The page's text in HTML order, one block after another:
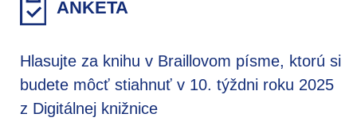
ANKETA
Hlasujte za knihu v Braillovom písme, ktorú si
budete môcť stiahnuť v 10. týždni roku 2025
z Digitálnej knižnice